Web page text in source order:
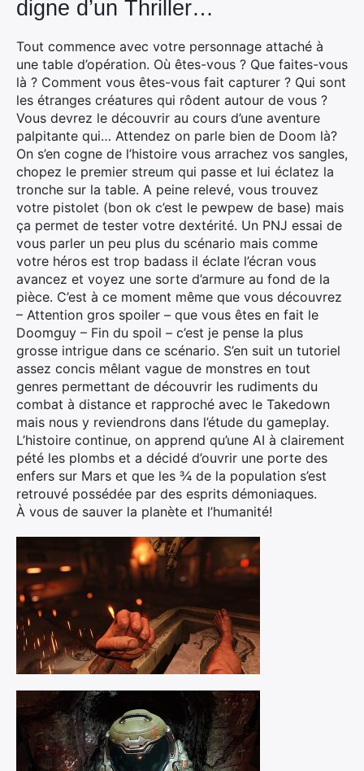
digne d’un Thriller…
Tout commence avec votre personnage attaché à
une table d’opération. Où êtes-vous ? Que faites-vous
là ? Comment vous êtes-vous fait capturer ? Qui sont
les étranges créatures qui rôdent autour de vous ?
Vous devrez le découvrir au cours d’une aventure
palpitante qui… Attendez on parle bien de Doom là?
On s’en cogne de l’histoire vous arrachez vos sangles,
chopez le premier streum qui passe et lui éclatez la
tronche sur la table. A peine relevé, vous trouvez
votre pistolet (bon ok c’est le pewpew de base) mais
ça permet de tester votre dextérité. Un PNJ essai de
vous parler un peu plus du scénario mais comme
votre héros est trop badass il éclate l’écran vous
avancez et voyez une sorte d’armure au fond de la
pièce. C’est à ce moment même que vous découvrez
– Attention gros spoiler – que vous êtes en fait le
Doomguy – Fin du spoil – c’est je pense la plus
grosse intrigue dans ce scénario. S’en suit un tutoriel
assez concis mêlant vague de monstres en tout
genres permettant de découvrir les rudiments du
combat à distance et rapproché avec le Takedown
mais nous y reviendrons dans l’étude du gameplay.
L’histoire continue, on apprend qu’une AI à clairement
pété les plombs et a décidé d’ouvrir une porte des
enfers sur Mars et que les ¾ de la population s’est
retrouvé possédée par des esprits démoniaques.
À vous de sauver la planète et l’humanité!